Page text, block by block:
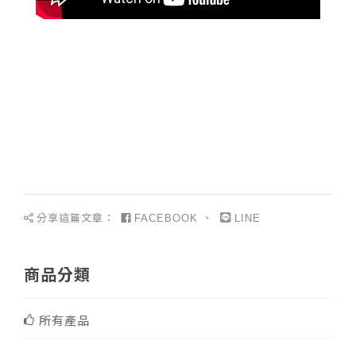
分享這篇文章： FACEBOOK 、 LINE
商品分類
所有產品